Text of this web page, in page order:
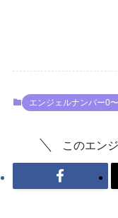
エンジェルナンバー0
このエン